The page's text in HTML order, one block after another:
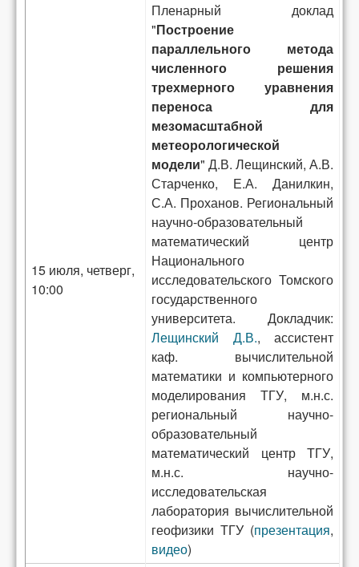
15 июля, четверг,
10:00
Пленарный доклад
"Построение
параллельного метода
численного решения
трехмерного уравнения
переноса для
мезомасштабной
метеорологической
модели" Д.В. Лещинский, А.В.
Старченко, Е.А. Данилкин,
С.А. Проханов. Региональный
научно-образовательный
математический центр
Национального
исследовательского Томского
государственного
университета. Докладчик:
Лещинский Д.В., ассистент
каф. вычислительной
математики и компьютерного
моделирования ТГУ, м.н.с.
региональный научно-
образовательный
математический центр ТГУ,
м.н.с. научно-
исследовательская
лаборатория вычислительной
геофизики ТГУ (презентация,
видео)